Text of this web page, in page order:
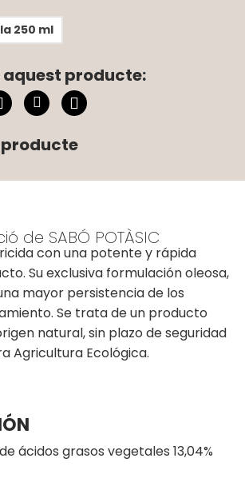
250 ml
producte:
de SABÓ POTÀSIC
con una potente y rápida
Su exclusiva formulación oleosa,
mayor persistencia de los
Se trata de un producto
natural, sin plazo de seguridad
Agricultura Ecológica.
ácidos grasos vegetales 13,04%